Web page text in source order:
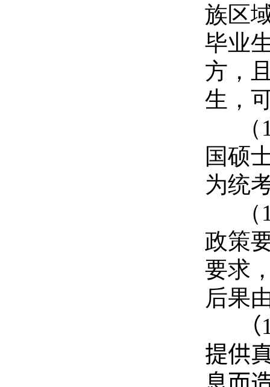
族区
毕业
方，
生，
（
国硕
为统
（
政策
要求
后果
（
提供